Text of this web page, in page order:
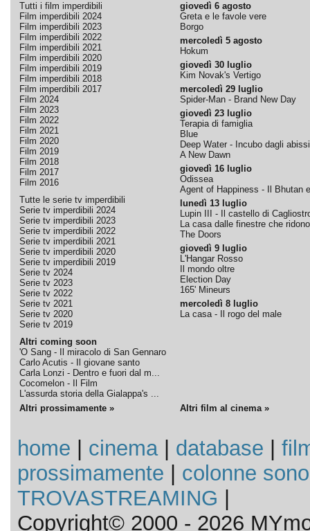
Tutti i film imperdibili
Film imperdibili 2024
Film imperdibili 2023
Film imperdibili 2022
Film imperdibili 2021
Film imperdibili 2020
Film imperdibili 2019
Film imperdibili 2018
Film imperdibili 2017
Film 2024
Film 2023
Film 2022
Film 2021
Film 2020
Film 2019
Film 2018
Film 2017
Film 2016
Tutte le serie tv imperdibili
Serie tv imperdibili 2024
Serie tv imperdibili 2023
Serie tv imperdibili 2022
Serie tv imperdibili 2021
Serie tv imperdibili 2020
Serie tv imperdibili 2019
Serie tv 2024
Serie tv 2023
Serie tv 2022
Serie tv 2021
Serie tv 2020
Serie tv 2019
Altri coming soon
'O Sang - Il miracolo di San Gennaro
Carlo Acutis - Il giovane santo
Carla Lonzi - Dentro e fuori dal m...
Cocomelon - Il Film
L'assurda storia della Gialappa's ...
giovedì 6 agosto
Greta e le favole vere
Borgo
mercoledì 5 agosto
Hokum
giovedì 30 luglio
Kim Novak's Vertigo
mercoledì 29 luglio
Spider-Man - Brand New Day
giovedì 23 luglio
Terapia di famiglia
Blue
Deep Water - Incubo dagli abissi
A New Dawn
giovedì 16 luglio
Odissea
Agent of Happiness - Il Bhutan
lunedì 13 luglio
Lupin III - Il castello di
La casa dalle finestre che ridono
The Doors
giovedì 9 luglio
L'Hangar Rosso
Il mondo oltre
Election Day
165' Mineurs
mercoledì 8 luglio
La casa - Il rogo del male
Altri prossimamente » Altri film al cinema »
home cinema| database
prossimamente
colonne
TROVASTREAMING
Copyright© 2000 - 2026